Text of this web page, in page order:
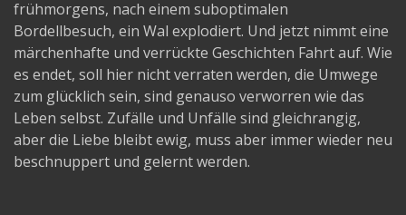
frühmorgens, nach einem suboptimalen
Bordellbesuch, ein Wal explodiert. Und jetzt nimmt eine
märchenhafte und verrückte Geschichten Fahrt auf. Wie
es endet, soll hier nicht verraten werden, die Umwege
zum glücklich sein, sind genauso verworren wie das
Leben selbst. Zufälle und Unfälle sind gleichrangig,
aber die Liebe bleibt ewig, muss aber immer wieder neu
beschnuppert und gelernt werden.